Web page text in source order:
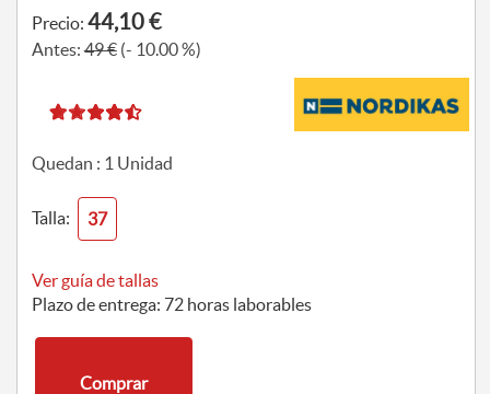
Precio: 44,10 €
Antes:49 €(- 10.00 %)
Quedan : 1 Unidad
Talla: 37
Ver guía de tallas
Plazo de entrega: 72 horas laborables
Comprar